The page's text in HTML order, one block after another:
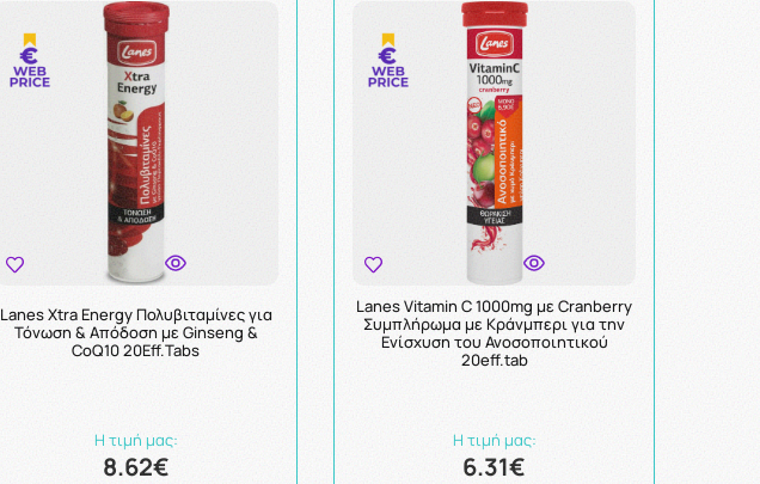
Lanes Xtra Energy Πολυβιταμίνες για
Τόνωση & Απόδοση με Ginseng &
CoQ10 20Eff.Tabs
Η τιμή μας:
8.62€
Lanes Vitamin C 1000mg με Cranberry
Συμπλήρωμα με Κράνμπερι για την
Ενίσχυση του Ανοσοποιητικού
20eff.tab
Η τιμή μας:
6.31€